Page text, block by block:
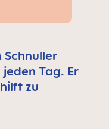
Tag. Er
zu